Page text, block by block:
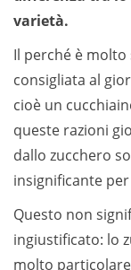
varietà.
Il perché è
consigliata al
cioè un
queste razioni
dallo zucchero
insignificante
Questo non
ingiustificato: lo
molto